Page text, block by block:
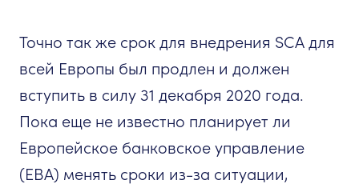
Точно так же срок для внедрения SCA для
всей Европы был продлен и должен
вступить в силу 31 декабря 2020 года.
Пока еще не известно планирует ли
Европейское банковское управление
(EBA) менять сроки из-за ситуации,